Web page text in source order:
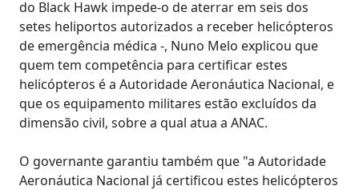
do Black Hawk impede-o de aterrar em seis dos
setes heliportos autorizados a receber helicópteros
de emergência médica -, Nuno Melo explicou que
quem tem competência para certificar estes
helicópteros é a Autoridade Aeronáutica Nacional, e
que os equipamento militares estão excluídos da
dimensão civil, sobre a qual atua a ANAC.
O governante garantiu também que "a Autoridade
Aeronáutica Nacional já certificou estes helicópteros